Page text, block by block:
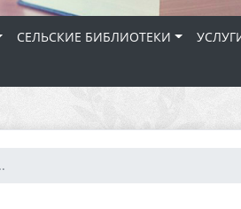
СЕЛЬСКИЕ БИБЛИОТЕКИ